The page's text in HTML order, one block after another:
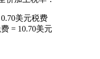
美元税费
= 10.70美元